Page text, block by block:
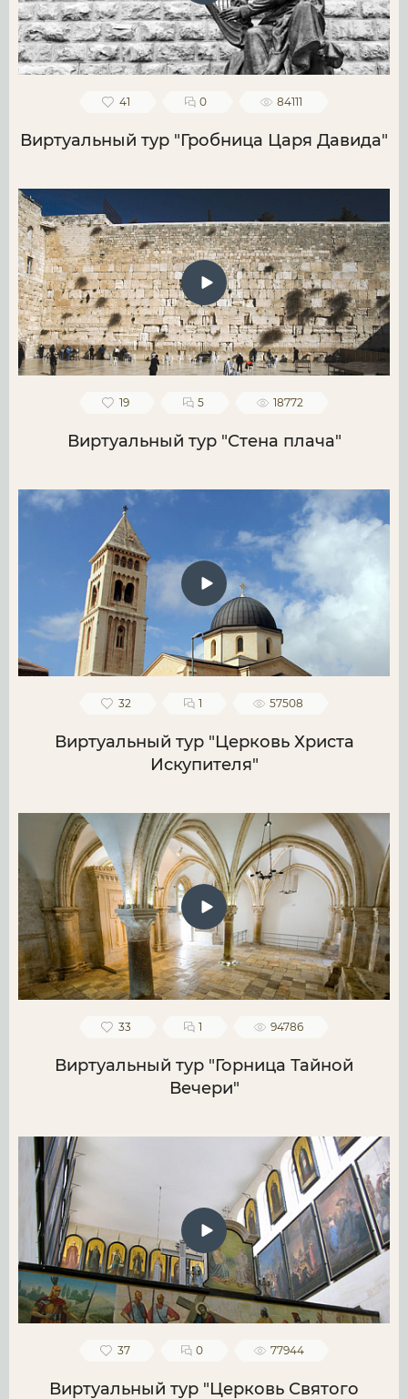
41 0 84111
Виртуальный тур "Гробница Царя Давида"
19 5 18772
Виртуальный тур "Стена плача"
32 1 57508
Виртуальный тур "Церковь Христа
Искупителя"
33 1 94786
Виртуальный тур "Горница Тайной
Вечери"
37 0 77944
Виртуальный тур "Церковь Святого